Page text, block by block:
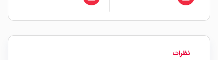
نظرات